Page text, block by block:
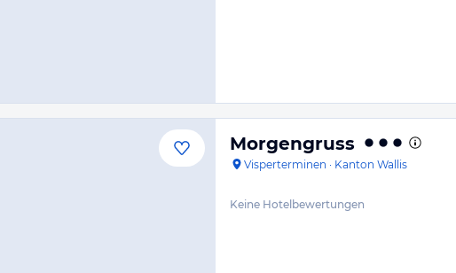
Morgengruss
Visperterminen · Kanton Wallis
Keine Hotelbewertungen